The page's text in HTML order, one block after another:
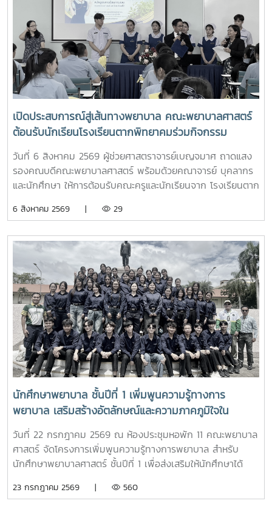
เปิดประสบการณ์สู่เส้นทางพยาบาล คณะพยาบาลศาสตร์
ต้อนรับนักเรียนโรงเรียนตากพิทยาคมร่วมกิจกรรม
"Future Nurse Portfolio"
วันที่ 6 สิงหาคม 2569 ผู้ช่วยศาสตราจารย์เบญจมาศ ถาดแสง
รองคณบดีคณะพยาบาลศาสตร์ พร้อมด้วยคณาจารย์ บุคลากร
และนักศึกษา ให้การต้อนรับคณะครูและนักเรียนจาก โรงเรียนตาก
ศึกษาต่อด้านพยาบาลศาสตร์ ณ ห้อง E403 ชั้น 4ในการนี้ ผู้
หลักสูตรพยาบาลศาสตร์ ได้แนะนำหลักสูตรพยาบาลศาสตร
บัณฑิต การจัดการเรียนการสอน การฝึกปฏิบัติ คุณสมบัติผู้
สมัคร และแนวทางการศึกษาต่อ เพื่อให้นักเรียนได้รับข้อมูลที่ถูก
ต้อง สามารถนำไปใช้ประกอบการวางแผนศึกษาต่อระดับ
อุดมศึกษาพร้อมกันนี้ ตัวแทนนักศึกษาพยาบาลชั้นปีที่ 4 ได้ร่วม
แลกเปลี่ยนประสบการณ์การเรียน การใช้ชีวิตในรั้วมหาวิทยาลัย
การฝึกงาน เพื่อสร้างแรงบันดาลใจให้กับน้องๆผ่านกิจกรรม
Student Talkช่วงท้ายของกิจกรรม คณะนักเรียนได้เยี่ยมชมห้อง
ปฏิบัติการพยาบาล ตามกิจกรรม “Future Nurse Portfolio”
ทดลองฝึกปฏิบัติทักษะทางการพยาบาลเบื้องต้น อาทิ การวัด
สัญญาณชีพ การช่วยฟื้นคืนชีพ (CPR) การฝึกพันผ้า การฝึก
ทักษะการฉีดยาเบื้องต้นกับหุ่นจำลอง และกายวิพากษ์ โดยมี
อาจารย์และนักศึกษาพยาบาลคอยให้คำแนะนำอย่างใกล้ชิด
บรรยากาศเต็มไปด้วยความอบอุ่น สนุกสนาน เป็นกันเอง
นักเรียนให้ความสนใจเข้าร่วมกิจกรรมเป็นอย่างมาก ตลอดจนซัก
ถามแลกเปลี่ยนความคิดเห็นกับคณาจารย์และรุ่นพี่นักศึกษาใน
เวลาอ่านหนังสือ เป็นต้นอย่างไรก็ตาม การศึกษาดูงานครั้งนี้
6 สิงหาคม 2569 | 29
นักศึกษาพยาบาล ชั้นปีที่ 1 เพิ่มพูนความรู้ทางการ
พยาบาล เสริมสร้างอัตลักษณ์และความภาคภูมิใจใน
สถาบัน ภายใต้รายวิชา แม่โจ้วิถีใหม่
วันที่ 22 กรกฎาคม 2569 ณ ห้องประชุมหอพัก 11 คณะพยาบาล
ศาสตร์ จัดโครงการเพิ่มพูนความรู้ทางการพยาบาล สำหรับ
นักศึกษาพยาบาลศาสตร์ ชั้นปีที่ 1 เพื่อส่งเสริมให้นักศึกษาได้
มหาวิทยาลัย ตลอดจนปลูกฝังความภาคภูมิใจในความเป็น “ลูก
23 กรกฎาคม 2569 | 560